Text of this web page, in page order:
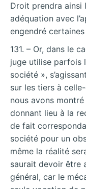
Droit prendra
adéquation avec
engendré certaines
131. – Or, dans le
juge utilise parfois
société »,
sur les tiers à
nous avons
donnant lieu à la
de fait
société pour un
même la réalité
saurait devoir être
général, car le